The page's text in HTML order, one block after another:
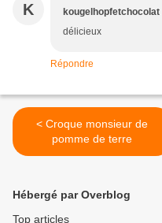
K kougelhopfetchocolat
délicieux
Répondre
< Croque monsieur de
pomme de terre
Hébergé par Overblog
Top articles